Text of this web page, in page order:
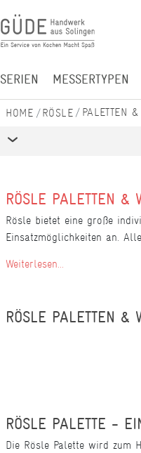
SERIEN MESSERTYPEN
RÖSLE PALETTEN
RÖSLE PALETTEN &
Rösle bietet eine große
Einsatzmöglichkeiten an.
Weiterlesen...
RÖSLE PALETTEN &
RÖSLE PALETTE -
Die Rösle Palette wird zum